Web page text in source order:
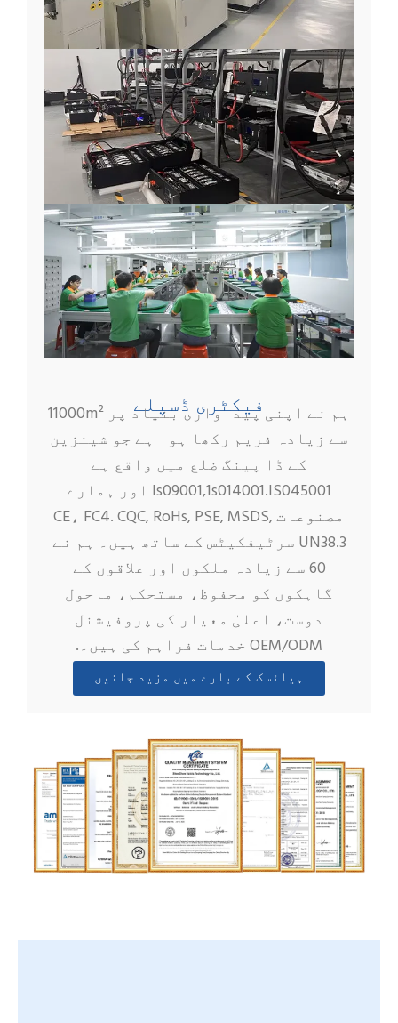
فیکٹری ڈسپلے
ہم نے اپنی پیداواری بنیاد پر 11000m²
سے زیادہ فریم رکھا ہوا ہے جو شینزین
کے ڈا پینگ ضلع میں واقع ہے
ls09001,1s014001.IS045001 اور ہمارے
مصنوعات CE، FC4. CQC, RoHs, PSE, MSDS,
UN38.3 سرٹیفکیٹس کے ساتھ ہیں۔ ہم نے
60 سے زیادہ ملکوں اور علاقوں کے
گاہکوں کو محفوظ، مستحکم، ماحول
دوست، اعلیٰ معیار کی پروفیشنل
OEM/ODM خدمات فراہم کی ہیں۔.
ہیائسک کے بارے میں مزید جانیں